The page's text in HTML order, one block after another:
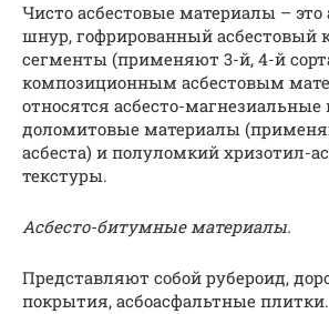
Чисто асбестовые материалы – это
шнур, гофрированный асбестовый
сегменты (применяют 3-й, 4-й
композиционным асбестовым
относятся асбесто-магнезиальные
доломитовые материалы
асбеста) и полуломкий хризотил-
текстуры.
Асбесто-битумные материалы.
Представляют собой рубероид,
покрытия, асбоасфальтные плитки.